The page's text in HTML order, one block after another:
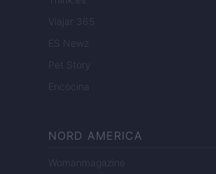
Viajar 365
ES Newz
Pet Story
Encocina
NORD AMERICA
Womanmagazine